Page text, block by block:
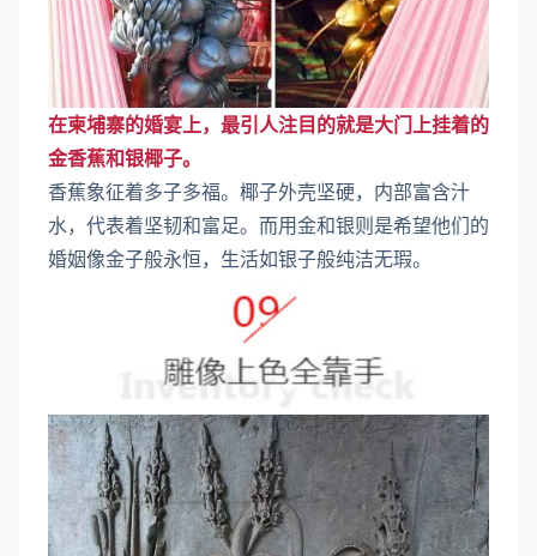
在柬埔寨的婚宴上，最引人注目的就是大门上挂着的
金香蕉和银椰子。
香蕉象征着多子多福。椰子外壳坚硬，内部富含汁
水，代表着坚韧和富足。而用金和银则是希望他们的
婚姻像金子般永恒，生活如银子般纯洁无瑕。